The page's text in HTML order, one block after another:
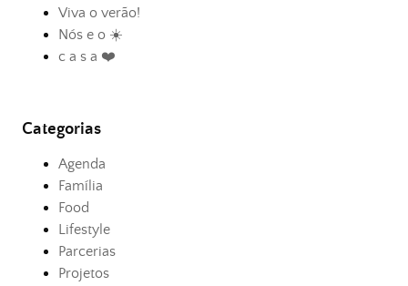
Viva o verão!
Nós e o ☀️
c a s a ❤️
Categorias
Agenda
Família
Food
Lifestyle
Parcerias
Projetos